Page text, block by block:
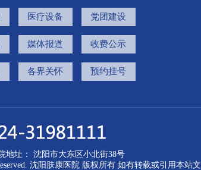
医疗设备 党团建设
媒体报道 收费公示
各界关怀 预约挂号
地址： 沈阳市大东区小北街38号
沈阳肤康医院 版权所有 如有转载或引用本站文